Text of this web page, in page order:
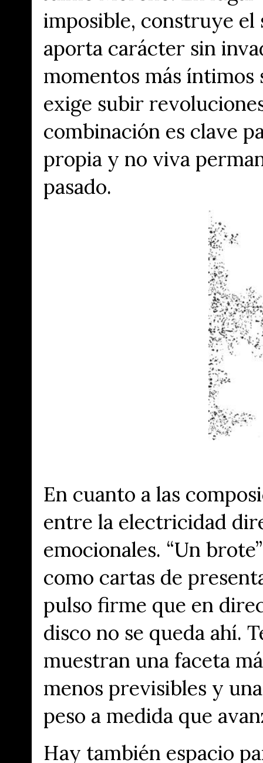
imposible, construye
aporta carácter sin
momentos más íntimos
exige subir
combinación es clave
propia y no viva
pasado.
En cuanto a las
entre la electricidad
emocionales. “Un
como cartas de
pulso firme que en
disco no se queda ahí.
muestran una faceta
menos previsibles y
peso a medida que
Hay también espacio